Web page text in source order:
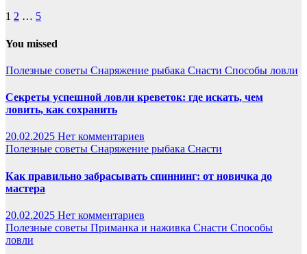
Пагинация
записей
1 2 … 5
You missed
Полезные советы Снаряжение рыбака Снасти Способы ловли
Секреты успешной ловли креветок: где искать, чем
ловить, как сохранить
20.02.2025 Нет комментариев
Полезные советы Снаряжение рыбака Снасти
Как правильно забрасывать спиннинг: от новичка до
мастера
20.02.2025 Нет комментариев
Полезные советы Приманка и наживка Снасти Способы
ловли